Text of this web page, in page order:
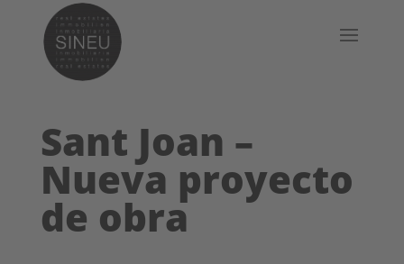
Sant Joan –
Nueva proyecto
de obra